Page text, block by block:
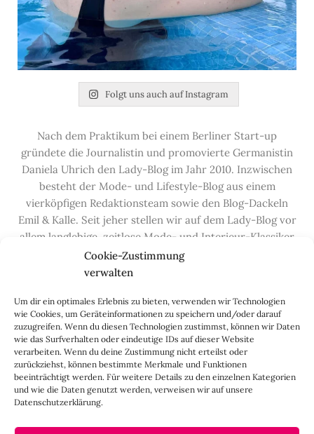
Cookie-Zustimmung
verwalten
Um dir ein optimales Erlebnis zu bieten, verwenden wir Technologien
wie Cookies, um Geräteinformationen zu speichern und/oder darauf
zuzugreifen. Wenn du diesen Technologien zustimmst, können wir Daten
wie das Surfverhalten oder eindeutige IDs auf dieser Website
verarbeiten. Wenn du deine Zustimmung nicht erteilst oder
zurückziehst, können bestimmte Merkmale und Funktionen
beeinträchtigt werden. Für weitere Details zu den einzelnen Kategorien
und wie die Daten genutzt werden, verweisen wir auf unsere
Datenschutzerklärung.
Folgt uns auch auf Instagram
Nach dem Praktikum bei einem Berliner Start-up
gründete die Journalistin und promovierte Germanistin
Daniela Uhrich den Lady-Blog im Jahr 2010. Inzwischen
besteht der Mode- und Lifestyle-Blog aus einem
vierköpfigen Redaktionsteam sowie den Blog-Dackeln
Emil & Kalle. Seit jeher stellen wir auf dem Lady-Blog vor
allem langlebige, zeitlose Mode- und Interieur-Klassiker
vor, die hochwertig verarbeitet und unter guten
Bedingungen hergestellt wurden – gerne „Made in
Handwerksberufe und kleine feine Firmen, denen wir
hier auf dem Blog eine Präsentationsfläche bieten, sowie
alle Dinge, die das Leben ein bisschen schöner machen.
Darüber hinaus legen wir großen Wert auf den
Austausch mit Euch, den Leserinnen – über die
Kommentarfunktion, dieLady-Frage, dieLove-List
auch überInstagram